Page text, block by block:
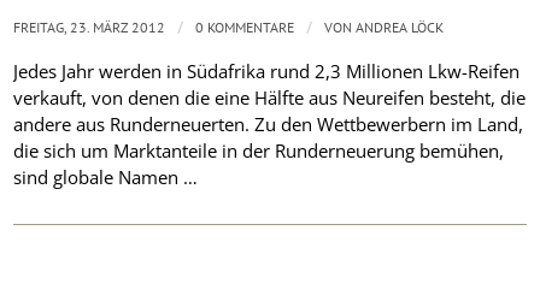
Jedes Jahr werden in Südafrika rund 2,3 Millionen Lkw-Reifen
verkauft, von denen die eine Hälfte aus Neureifen besteht, die
andere aus Runderneuerten. Zu den Wettbewerbern im Land,
die sich um Marktanteile in der Runderneuerung bemühen,
sind globale Namen …
FREITAG, 23. MÄRZ 2012 / 0 KOMMENTARE / VONANDREA LÖCK